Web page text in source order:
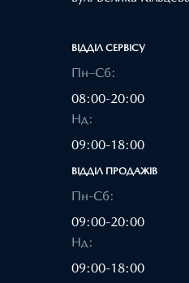
ВІДДІЛ CЕРВІСУ
Пн–Сб:
08:00-20:00
Нд:
09:00-18:00
ВІДДІЛ ПРОДАЖІВ
Пн-Сб:
09:00-20:00
Нд:
09:00-18:00